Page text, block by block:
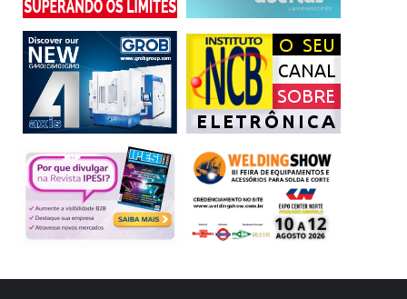
as nações mais inovadoras do planeta, em lista liderada
pelo trio Suiça, Suécia e Estados Unidos. O Japão ficou em
15º lugar.
SERVIÇO:
Primeiro Grande Encontro de Inovação Aberta Brasil-
Japão
Data: 18 de novembro de 2019
Horário: das 14 às 18 horas (vagas limitadas por meio de
confirmações com a Jetro pelo e-mail sao-
seminar@jetro.go.jp)